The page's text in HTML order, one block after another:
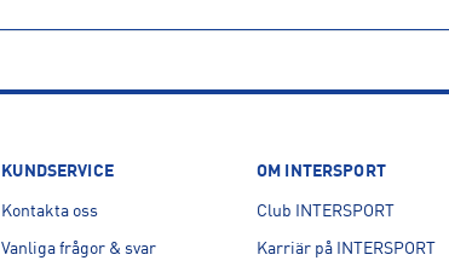
KUNDSERVICE
Kontakta oss
Vanliga frågor & svar
OM INTERSPORT
Club INTERSPORT
Karriär på INTERSPORT